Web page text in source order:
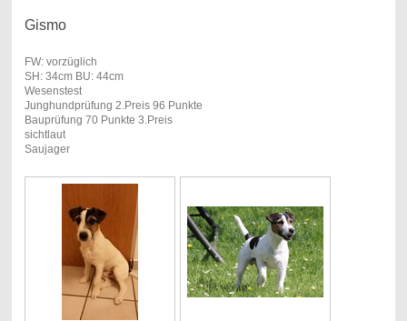
Gismo
FW: vorzüglich
SH: 34cm BU: 44cm
Wesenstest
Junghundprüfung 2.Preis 96 Punkte
Bauprüfung 70 Punkte 3.Preis
sichtlaut
Saujager